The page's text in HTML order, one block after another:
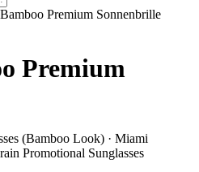
Premium Sonnenbrille
Premium
(Bamboo Look) · Miami
Promotional Sunglasses